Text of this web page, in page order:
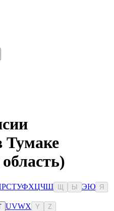
Тумаке
РСТУФХЦЧШ Ы ЭЮ Я
UVWX Y Z